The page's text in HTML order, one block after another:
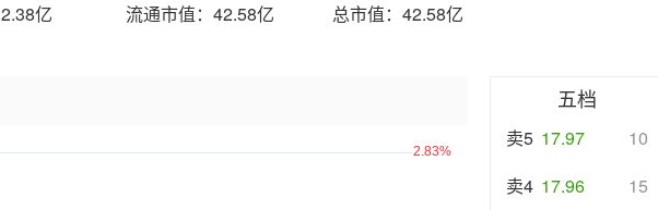
2.38亿 流通市值： 42.58亿 总市值： 42.58亿
五档
卖5 17.97
10
卖4 17.96
15